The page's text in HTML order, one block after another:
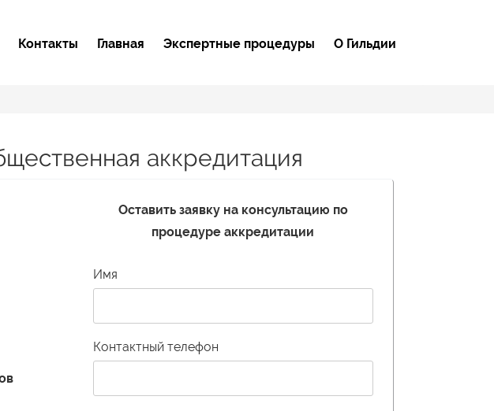
Контакты Главная Экспертные процедуры О Гильдии
аккредитация
Оставить заявку на консультацию по
процедуре аккредитации
Имя
Контактный телефон